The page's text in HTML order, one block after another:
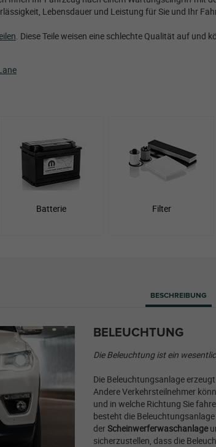
Lebensdauer und Leistung für Sie und Ihr
. Diese Teile weisen eine schlechte Qualität auf und
Batterie Filter
BESCHREIBUNG
BELEUCHTUNG
Die Beleuchtung ist ein
Die Beleuchtungsanlage
Andere Verkehrsteilnehmer
und in welche Richtung Sie
besteht die
der Scheinwerferwaschanlage
sicherzustellen, dass die